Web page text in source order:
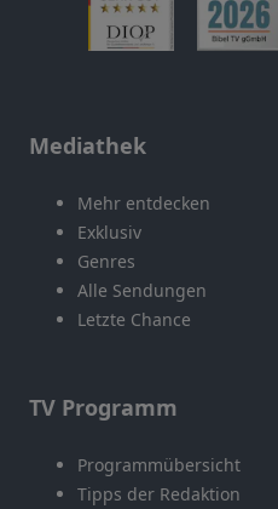
Mediathek
Mehr entdecken
Exklusiv
Genres
Alle Sendungen
Letzte Chance
TV Programm
Programmübersicht
Tipps der Redaktion